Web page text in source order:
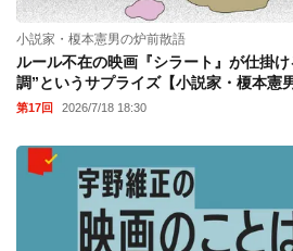
小説家・榎本憲男の炉前散語
ルール不在の映画『シラート』が仕掛
調”というサプライズ【小説家・榎本憲
第17回 2026/7/18 18:30